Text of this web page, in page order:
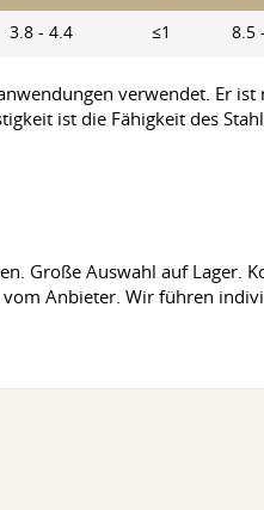
3.8 - 4.4 ≤1 8.5
verwendet. Er
ist die Fähigkeit des
Große Auswahl auf Lager.
Anbieter. Wir führen